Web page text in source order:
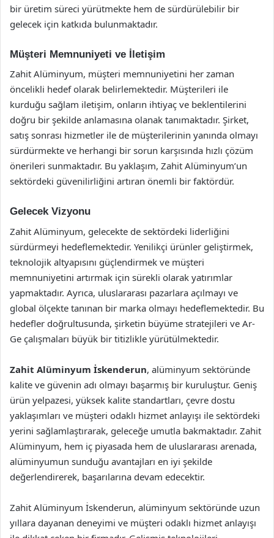
bir üretim süreci yürütmekte hem de sürdürülebilir bir
gelecek için katkıda bulunmaktadır.
Müşteri Memnuniyeti ve İletişim
Zahit Alüminyum, müşteri memnuniyetini her zaman
öncelikli hedef olarak belirlemektedir. Müşterileri ile
kurduğu sağlam iletişim, onların ihtiyaç ve beklentilerini
doğru bir şekilde anlamasına olanak tanımaktadır. Şirket,
satış sonrası hizmetler ile de müşterilerinin yanında olmayı
sürdürmekte ve herhangi bir sorun karşısında hızlı çözüm
önerileri sunmaktadır. Bu yaklaşım, Zahit Alüminyum’un
sektördeki güvenilirliğini artıran önemli bir faktördür.
Gelecek Vizyonu
Zahit Alüminyum, gelecekte de sektördeki liderliğini
sürdürmeyi hedeflemektedir. Yenilikçi ürünler geliştirmek,
teknolojik altyapısını güçlendirmek ve müşteri
memnuniyetini artırmak için sürekli olarak yatırımlar
yapmaktadır. Ayrıca, uluslararası pazarlara açılmayı ve
global ölçekte tanınan bir marka olmayı hedeflemektedir. Bu
hedefler doğrultusunda, şirketin büyüme stratejileri ve Ar-
Ge çalışmaları büyük bir titizlikle yürütülmektedir.
Zahit Alüminyum İskenderun, alüminyum sektöründe
kalite ve güvenin adı olmayı başarmış bir kuruluştur. Geniş
ürün yelpazesi, yüksek kalite standartları, çevre dostu
yaklaşımları ve müşteri odaklı hizmet anlayışı ile sektördeki
yerini sağlamlaştırarak, geleceğe umutla bakmaktadır. Zahit
Alüminyum, hem iç piyasada hem de uluslararası arenada,
alüminyumun sunduğu avantajları en iyi şekilde
değerlendirerek, başarılarına devam edecektir.
Zahit Alüminyum İskenderun, alüminyum sektöründe uzun
yıllara dayanan deneyimi ve müşteri odaklı hizmet anlayışı